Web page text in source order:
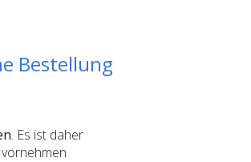
Bestellung
. Es ist daher